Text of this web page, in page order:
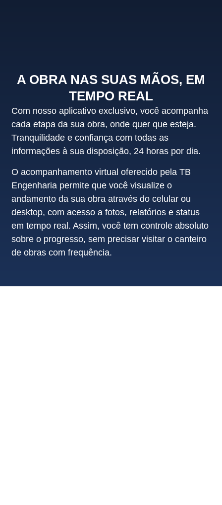
A OBRA NAS SUAS MÃOS, EM
TEMPO REAL
Com nosso aplicativo exclusivo, você acompanha
cada etapa da sua obra, onde quer que esteja.
Tranquilidade e confiança com todas as
informações à sua disposição, 24 horas por dia.
O acompanhamento virtual oferecido pela TB
Engenharia permite que você visualize o
andamento da sua obra através do celular ou
desktop, com acesso a fotos, relatórios e status
em tempo real. Assim, você tem controle absoluto
sobre o progresso, sem precisar visitar o canteiro
de obras com frequência.